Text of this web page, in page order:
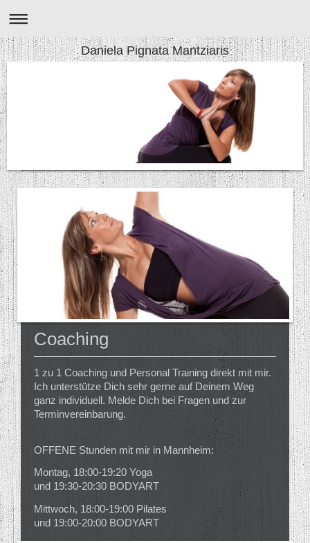
Daniela Pignata Mantziaris
Coaching
1 zu 1 Coaching und Personal Training direkt mit mir.
Ich unterstütze Dich sehr gerne auf Deinem Weg
ganz individuell. Melde Dich bei Fragen und zur
Terminvereinbarung.
OFFENE Stunden mit mir in Mannheim:
Montag, 18:00-19:20 Yoga
und 19:30-20:30 BODYART
Mittwoch, 18:00-19:00 Pilates
und 19:00-20:00 BODYART